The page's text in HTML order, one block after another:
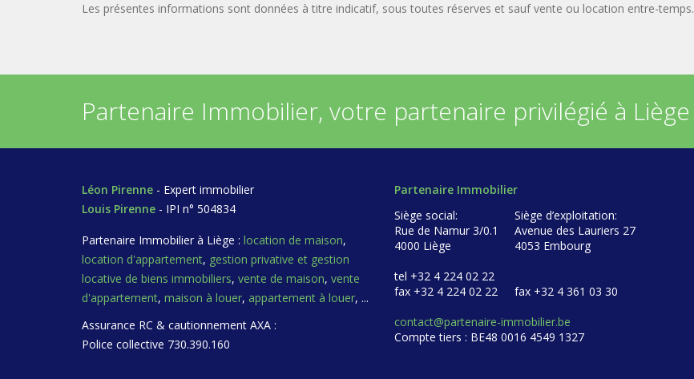
Les présentes informations sont données à titre indicatif, sous toutes réserves et sauf vente ou location entre-temps.
Partenaire Immobilier, votre partenaire privilégié à Liège
Léon Pirenne - Expert immobilier
Louis Pirenne - IPI n° 504834
Partenaire Immobilier à Liège : location de maison,
location d'appartement, gestion privative et gestion
locative de biens immobiliers, vente de maison, vente
d'appartement, maison à louer, appartement à louer, ...
Assurance RC & cautionnement AXA :
Police collective 730.390.160
Partenaire Immobilier
Siège social:
Rue de Namur 3/0.1
4000 Liège
tel +32 4 224 02 22
fax +32 4 224 02 22
Siège d’exploitation:
Avenue des Lauriers 27
4053 Embourg
fax +32 4 361 03 30
contact@partenaire-immobilier.be
Compte tiers : BE48 0016 4549 1327